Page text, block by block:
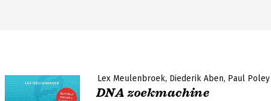
Lex Meulenbroek Diederik Aben Paul Poley
DNA zoekmachine